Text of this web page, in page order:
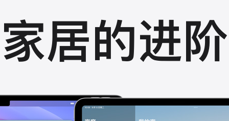
居的进